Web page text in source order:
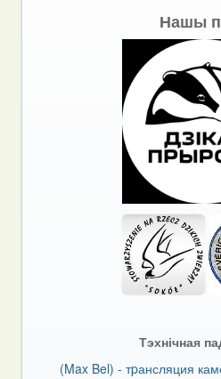
Нашы
Тэхнічная
(Max Bel) - тpансляция